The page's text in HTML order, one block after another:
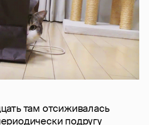
там отсиживалась
подругу